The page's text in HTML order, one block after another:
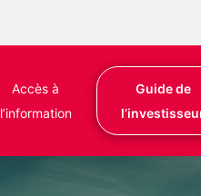
Accès à
l’information
Guide de